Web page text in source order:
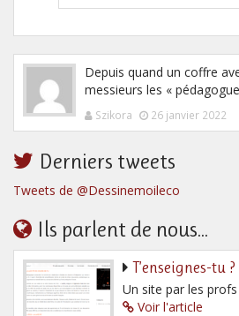
Depuis quand un coffre
messieurs les «
Szikora 26 janvier 2022
Derniers tweets
Tweets de @Dessinemoileco
Ils parlent de nous...
T’enseignes-tu ?
Un site par les
Voir l'article